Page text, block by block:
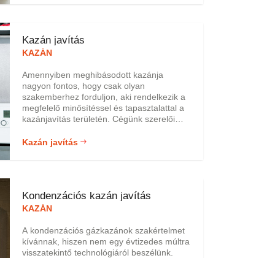
követel annak telepítése, beszerelése,
beüzemelése, amely kiterjed a
Kazán javítás
KAZÁN
Amennyiben meghibásodott kazánja
nagyon fontos, hogy csak olyan
szakemberhez forduljon, aki rendelkezik a
megfelelő minősítéssel és tapasztalattal a
kazánjavítás területén. Cégünk szerelői
rendelkező szakemberek, akik
minket és kollégáink a lehető legrövidebb
idő alatt kimennek Önhöz.
Kazán javítás
Kondenzációs kazán javítás
KAZÁN
A kondenzációs gázkazánok szakértelmet
kívánnak, hiszen nem egy évtizedes múltra
visszatekintő technológiáról beszélünk.